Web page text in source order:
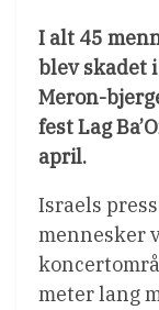
I alt 45
blev skadet
Meron-
fest Lag
april.
Israels
mennesker
meter lang